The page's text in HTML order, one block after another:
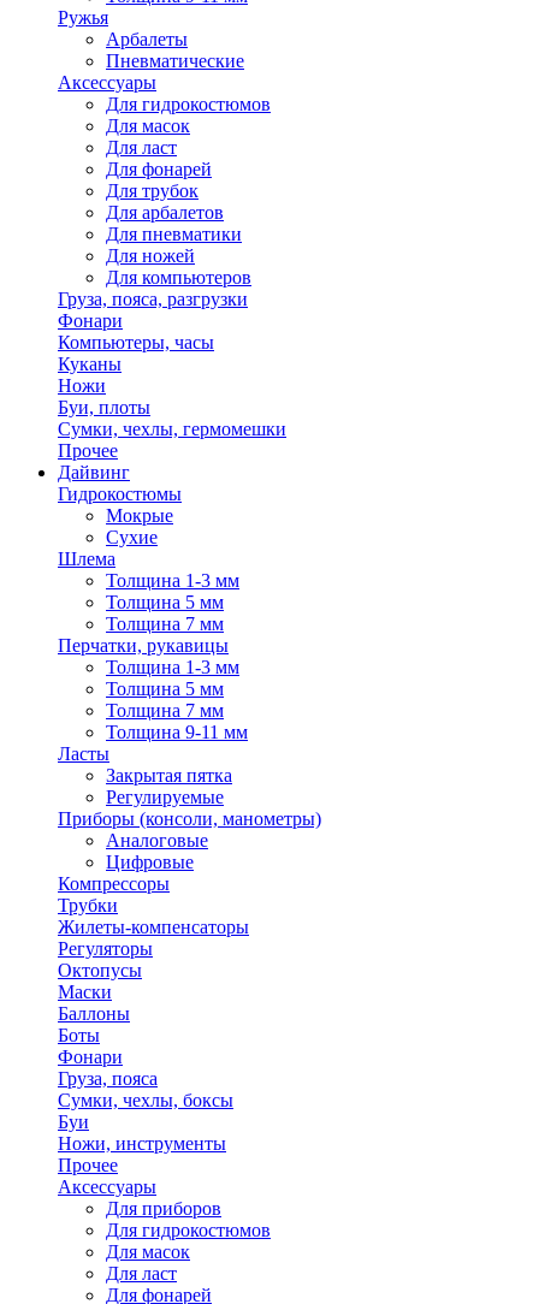
Ружья
Арбалеты
Пневматические
Аксессуары
Для гидрокостюмов
Для масок
Для ласт
Для фонарей
Для трубок
Для арбалетов
Для пневматики
Для ножей
Для компьютеров
Груза, пояса, разгрузки
Фонари
Компьютеры, часы
Куканы
Ножи
Буи, плоты
Сумки, чехлы, гермомешки
Прочее
Дайвинг
Гидрокостюмы
Мокрые
Сухие
Шлема
Толщина 1-3 мм
Толщина 5 мм
Толщина 7 мм
Перчатки, рукавицы
Толщина 1-3 мм
Толщина 5 мм
Толщина 7 мм
Толщина 9-11 мм
Ласты
Закрытая пятка
Регулируемые
Приборы (консоли, манометры)
Аналоговые
Цифровые
Компрессоры
Трубки
Жилеты-компенсаторы
Регуляторы
Октопусы
Маски
Баллоны
Боты
Фонари
Груза, пояса
Сумки, чехлы, боксы
Буи
Ножи, инструменты
Прочее
Аксессуары
Для приборов
Для гидрокостюмов
Для масок
Для ласт
Для фонарей